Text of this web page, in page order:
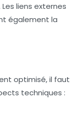
liens externes
également la
optimisé, il faut
techniques :